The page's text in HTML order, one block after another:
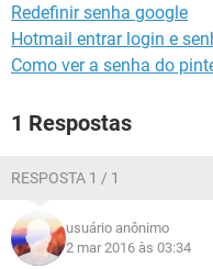
Redefinir senha google
Hotmail entrar login e
Como ver a senha do
1 Respostas
RESPOSTA 1 / 1
usuário anônimo
2 mar 2016 às 03:34